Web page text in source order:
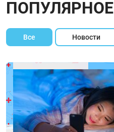
ПОПУЛЯРНОЕ
Все Новости